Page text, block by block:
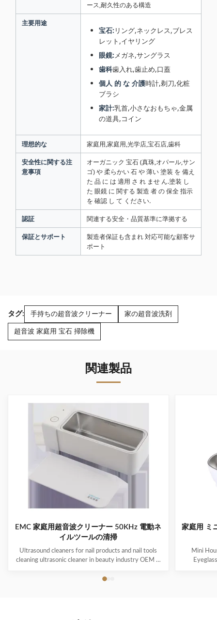
ース,耐久性のある構造
主要用途
宝石: リング,ネックレス,ブレス
レット,イヤリング
眼鏡:メガネ,サングラス
歯科歯入れ,歯止め,口蓋
個人 的 な 介護時計,剃刀,化粧
ブラシ
家計:乳首,小さなおもちゃ,金属
の道具,コイン
理想的な 家庭用,家庭用,光学店,宝石店,歯科
安全性に関する注
意事項
オーガニック 宝石 (真珠,オパール,サン
ゴ) や 柔らかい 石 や 薄い 塗装 を 備え
た 品 に は 適用 さ れ ませ ん.塗装 し
た 眼鏡 に 関する 製造 者 の 保全 指示
を 確認 し て ください.
認証 関連する安全・品質基準に準拠する
保証とサポート
製造者保証も含まれ 対応可能な顧客サ
ポート
タグ: 手持ちの超音波クリーナー 家の超音波洗剤
超音波 家庭用 宝石 掃除機
関連製品
EMC 家庭用超音波クリーナー 50KHz 電動ネ
イルツールの清掃
Ultrasound cleaners for nail products and nail tools
cleaning ultrasonic cleaner in beauty industry OEM &
Customer can choose the color! Ultrasonic cleaning is
家庭用 ミ
Mini